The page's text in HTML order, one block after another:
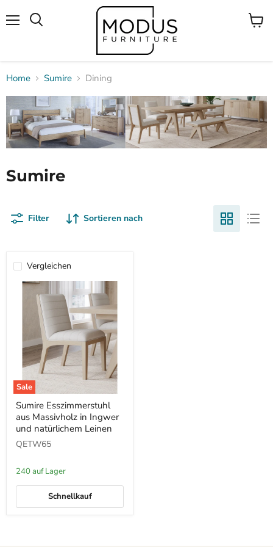
Home Sumire Dining
Sumire
Filter Sortieren nach
Vergleichen
Sale
Sumire
Esszimmerstuhl
aus
Massivholz
Ingwer
natürlichem
Leinen
Sumire Esszimmerstuhl
aus Massivholz in Ingwer
und natürlichem Leinen
QETW65
240 auf Lager
Schnellkauf